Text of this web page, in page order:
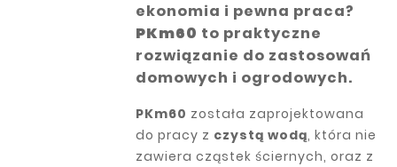
ekonomia i pewna praca?
PKm60 to praktyczne
rozwiązanie do zastosowań
domowych i ogrodowych.
PKm60 została zaprojektowana
do pracy z czystą wodą, która nie
zawiera cząstek ściernych, oraz z